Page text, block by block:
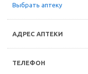
Выбрать аптеку